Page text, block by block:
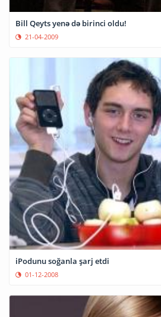
Bill Qeyts yenə də birinci oldu!
21-04-2009
iPodunu soğanla şarj etdi
01-12-2008